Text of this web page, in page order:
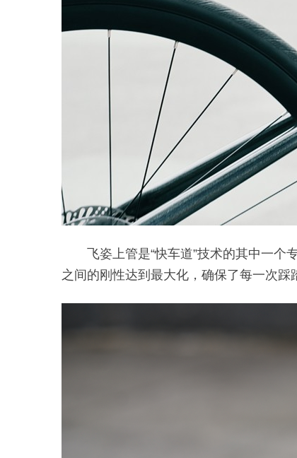
飞姿上管是“快车道”技术的其中一
之间的刚性达到最大化，确保了每一次踩